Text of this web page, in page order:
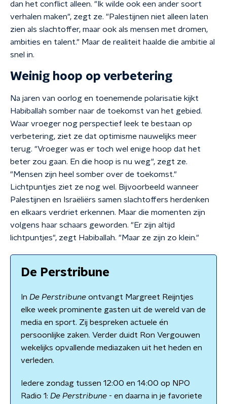
dan het conflict alleen. "Ik wilde ook een ander soort
verhalen maken", zegt ze. "Palestijnen niet alleen laten
zien als slachtoffer, maar ook als mensen met dromen,
ambities en talent." Maar de realiteit haalde die ambitie al
snel in.
Weinig hoop op verbetering
Na jaren van oorlog en toenemende polarisatie kijkt
Habiballah somber naar de toekomst van het gebied.
Waar vroeger nog perspectief leek te bestaan op
verbetering, ziet ze dat optimisme nauwelijks meer
terug. "Vroeger was er toch wel enige hoop dat het
beter zou gaan. En die hoop is nu weg", zegt ze.
"Mensen zijn heel somber over de toekomst."
Lichtpuntjes ziet ze nog wel. Bijvoorbeeld wanneer
Palestijnen en Israëliërs samen slachtoffers herdenken
en elkaars verdriet erkennen. Maar die momenten zijn
volgens haar schaars geworden. "Er zijn altijd
lichtpuntjes", zegt Habiballah. "Maar ze zijn zo klein."
De Perstribune
In De Perstribune ontvangt Margreet Reijntjes
elke week prominente gasten uit de wereld van de
media en sport. Zij bespreken actuele én
persoonlijke zaken. Verder duidt Ron Vergouwen
wekelijks opvallende mediazaken uit het heden en
verleden.
Iedere zondag tussen 12:00 en 14:00 op NPO
Radio 1: De Perstribune - en daarna in je favoriete